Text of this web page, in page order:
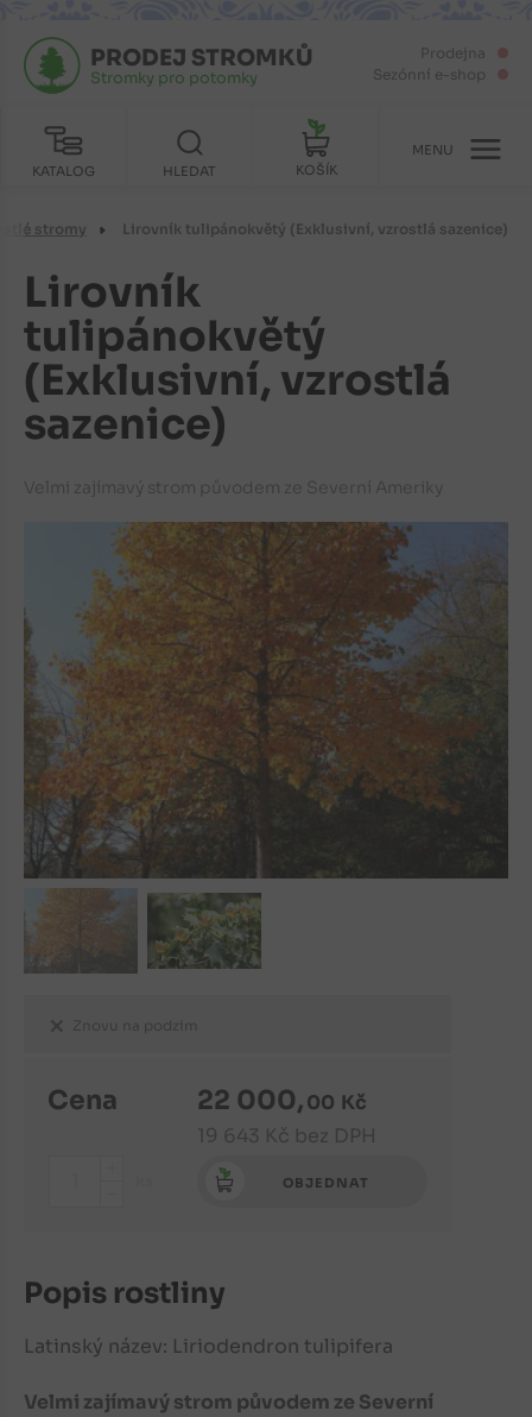
Prodejna
Sezónní e-shop
KATALOG
PRODEJ STROMKŮ
Stromky pro potomky
HLEDAT KOŠÍK
MENU
stromy Lirovník tulipánokvětý (Exklusivní, vzrostlá sazenice)
Lirovník
tulipánokvětý
(Exklusivní, vzrostlá
sazenice)
Velmi zajímavý strom původem ze Severní Ameriky
Znovu na podzim
Cena 22 000,00 Kč
19 643 Kč bez DPH
OBJEDNAT
Popis rostliny
Latinský název: Liriodendron tulipifera
Velmi zajímavý strom původem ze Severní